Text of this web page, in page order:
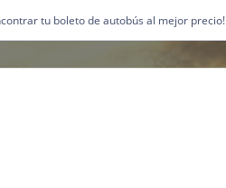
tu boleto de autobús al mejor precio!